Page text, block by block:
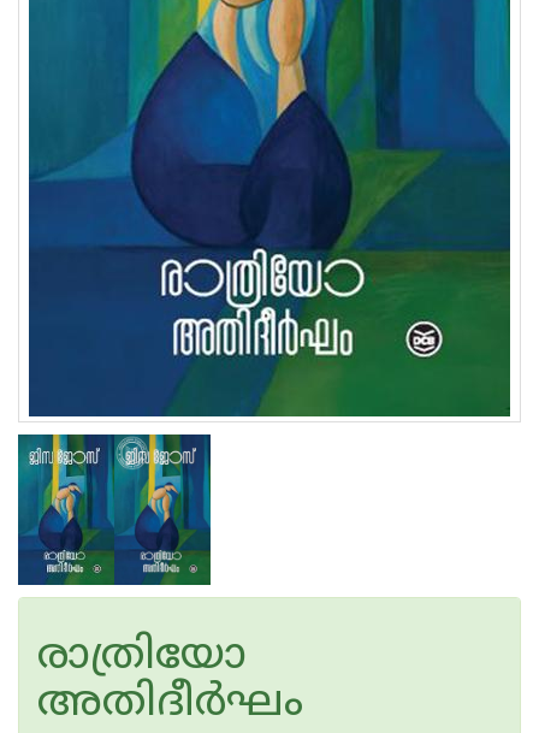
രാത്രിയോ
അതിദീർഘം